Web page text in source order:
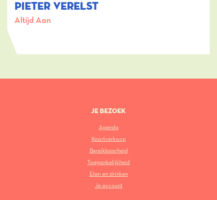
PIETER VERELST
Altijd Aan
JE BEZOEK
Agenda
Kaartverkoop
Bereikbaarheid
Toegankelijkheid
Eten en drinken
Je account